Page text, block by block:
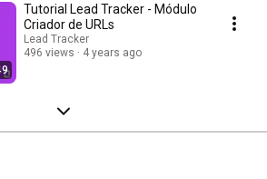
Tutorial Lead Tracker - Módulo
Criador de URLs
Lead Tracker
496 views
4 years ago